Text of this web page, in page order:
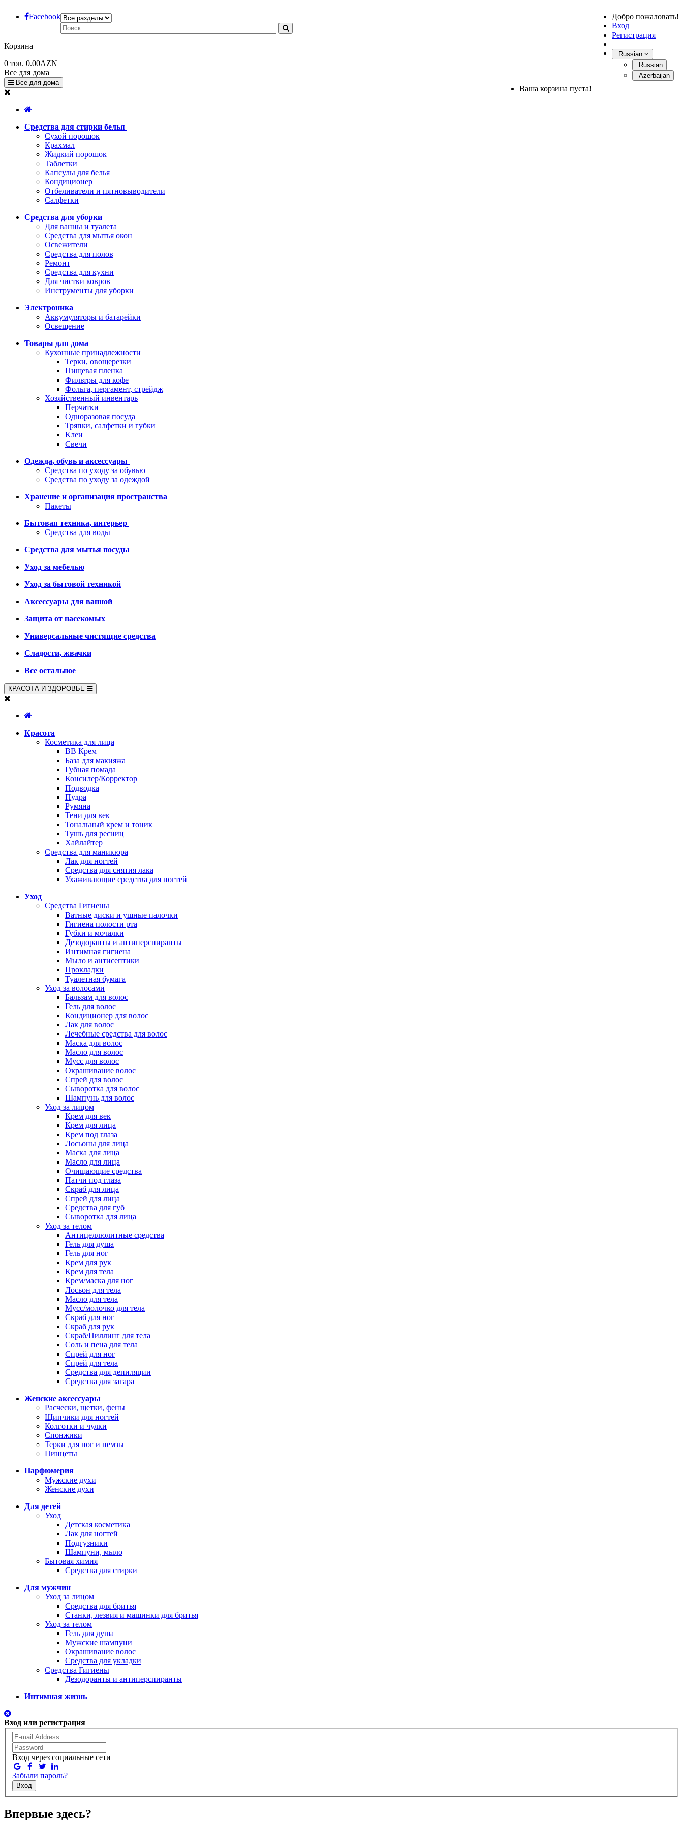
Facebook
Добро пожаловать!
Вход
Регистрация
Russian
Russian
Azerbaijan
Корзина
0 тов. 0.00AZN
Ваша корзина пуста!
Все для дома
Все для дома
Средства для стирки белья
Сухой порошок
Крахмал
Жидкий порошок
Таблетки
Капсулы для белья
Кондиционер
Отбеливатели и пятновыводители
Салфетки
Средства для уборки
Для ванны и туалета
Средства для мытья окон
Освежители
Средства для полов
Ремонт
Средства для кухни
Для чистки ковров
Инструменты для уборки
Электроника
Аккумуляторы и батарейки
Освещение
Товары для дома
Кухонные принадлежности
Терки, овощерезки
Пищевая пленка
Фильтры для кофе
Фольга, пергамент, стрейдж
Хозяйственный инвентарь
Перчатки
Одноразовая посуда
Тряпки, салфетки и губки
Клеи
Свечи
Одежда, обувь и аксессуары
Средства по уходу за обувью
Средства по уходу за одеждой
Хранение и организация пространства
Пакеты
Бытовая техника, интерьер
Средства для воды
Средства для мытья посуды
Уход за мебелью
Уход за бытовой техникой
Аксессуары для ванной
Защита от насекомых
Универсальные чистящие средства
Сладости, жвачки
Все остальное
КРАСОТА И ЗДОРОВЬЕ
Красота
Косметика для лица
BB Крем
База для макияжа
Губная помада
Консилер/Корректор
Подводка
Пудра
Румяна
Тени для век
Тональный крем и тоник
Тушь для ресниц
Хайлайтер
Средства для маникюра
Лак для ногтей
Средства для снятия лака
Ухаживающие средства для ногтей
Уход
Средства Гигиены
Ватные диски и ушные палочки
Гигиена полости рта
Губки и мочалки
Дезодоранты и антиперспиранты
Интимная гигиена
Мыло и антисептики
Прокладки
Туалетная бумага
Уход за волосами
Бальзам для волос
Гель для волос
Кондиционер для волос
Лак для волос
Лечебные средства для волос
Маска для волос
Масло для волос
Мусс для волос
Окрашивание волос
Спрей для волос
Сыворотка для волос
Шампунь для волос
Уход за лицом
Крем для век
Крем для лица
Крем под глаза
Лосьоны для лица
Маска для лица
Масло для лица
Очищающие средства
Патчи под глаза
Скраб для лица
Спрей для лица
Средства для губ
Сыворотка для лица
Уход за телом
Антицеллюлитные средства
Гель для душа
Гель для ног
Крем для рук
Крем для тела
Крем/маска для ног
Лосьон для тела
Масло для тела
Мусс/молочко для тела
Скраб для ног
Скраб для рук
Скраб/Пиллинг для тела
Соль и пена для тела
Спрей для ног
Спрей для тела
Средства для депиляции
Средства для загара
Женские аксессуары
Расчески, щетки, фены
Щипчики для ногтей
Колготки и чулки
Спонжики
Терки для ног и пемзы
Пинцеты
Парфюмерия
Мужские духи
Женские духи
Для детей
Уход
Детская косметика
Лак для ногтей
Подгузники
Шампуни, мыло
Бытовая химия
Средства для стирки
Для мужчин
Уход за лицом
Средства для бритья
Станки, лезвия и машинки для бритья
Уход за телом
Гель для душа
Мужские шампуни
Окрашивание волос
Средства для укладки
Средства Гигиены
Дезодоранты и антиперспиранты
Интимная жизнь
Вход или регистрация
Вход через социальные сети
Забыли пароль?
Вход
Впервые здесь?